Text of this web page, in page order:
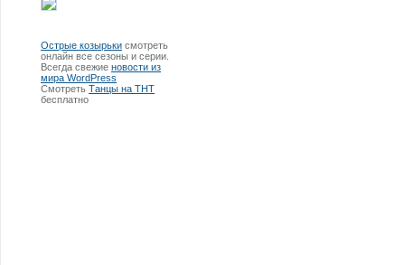
Острые козырьки смотреть
онлайн все сезоны и серии.
Всегда свежие новости из
мира WordPress
Смотреть Танцы на ТНТ
бесплатно